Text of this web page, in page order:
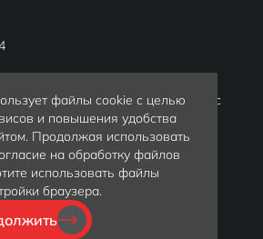
файлы cookie с целью
и повышения удобства
Продолжая использовать
на обработку файлов
использовать файлы
браузера.
Калининградская область, индекс
сайте информация носит
и не является публичной
положениями статьи 437(2)
РФ. Цены уточняйте у
по телефону +79097997372
данных